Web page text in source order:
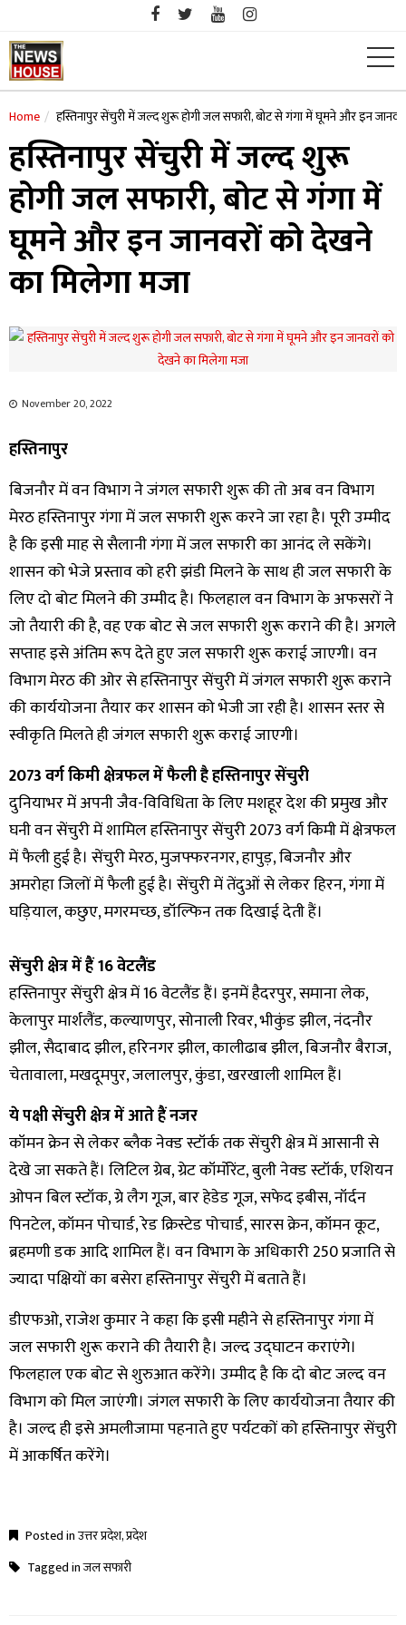
content
Home हस्तिनापुर सेंचुरी में जल्द शुरू होगी जल सफारी, बोट से गंगा में घूमने और इन
हस्तिनापुर सेंचुरी में जल्द शुरू
होगी जल सफारी, बोट से गंगा में
घूमने और इन जानवरों को देखने
का मिलेगा मजा
November 20, 2022
हस्तिनापुर
बिजनौर में वन विभाग ने जंगल सफारी शुरू की तो अब वन विभाग
मेरठ हस्तिनापुर गंगा में जल सफारी शुरू करने जा रहा है। पूरी उम्मीद
है कि इसी माह से सैलानी गंगा में जल सफारी का आनंद ले सकेंगे।
शासन को भेजे प्रस्ताव को हरी झंडी मिलने के साथ ही जल सफारी के
लिए दो बोट मिलने की उम्मीद है। फिलहाल वन विभाग के अफसरों ने
जो तैयारी की है, वह एक बोट से जल सफारी शुरू कराने की है। अगले
सप्ताह इसे अंतिम रूप देते हुए जल सफारी शुरू कराई जाएगी। वन
विभाग मेरठ की ओर से हस्तिनापुर सेंचुरी में जंगल सफारी शुरू कराने
की कार्ययोजना तैयार कर शासन को भेजी जा रही है। शासन स्तर से
स्वीकृति मिलते ही जंगल सफारी शुरू कराई जाएगी।
2073 वर्ग किमी क्षेत्रफल में फैली है हस्तिनापुर सेंचुरी
दुनियाभर में अपनी जैव-विविधिता के लिए मशहूर देश की प्रमुख और
घनी वन सेंचुरी में शामिल हस्तिनापुर सेंचुरी 2073 वर्ग किमी में क्षेत्रफल
में फैली हुई है। सेंचुरी मेरठ, मुजफ्फरनगर, हापुड़, बिजनौर और
अमरोहा जिलों में फैली हुई है। सेंचुरी में तेंदुओं से लेकर हिरन, गंगा में
घड़ियाल, कछुए, मगरमच्छ, डॉल्फिन तक दिखाई देती हैं।
सेंचुरी क्षेत्र में हैं 16 वेटलैंड
हस्तिनापुर सेंचुरी क्षेत्र में 16 वेटलैंड हैं। इनमें हैदरपुर, समाना लेक,
केलापुर मार्शलैंड, कल्याणपुर, सोनाली रिवर, भीकुंड झील, नंदनौर
झील, सैदाबाद झील, हरिनगर झील, कालीढाब झील, बिजनौर बैराज,
चेतावाला, मखदूमपुर, जलालपुर, कुंडा, खरखाली शामिल हैं।
ये पक्षी सेंचुरी क्षेत्र में आते हैं नजर
कॉमन क्रेन से लेकर ब्लैक नेक्ड स्टॉर्क तक सेंचुरी क्षेत्र में आसानी से
देखे जा सकते हैं। लिटिल ग्रेब, ग्रेट कॉर्मोरेंट, बुली नेक्ड स्टॉर्क, एशियन
ओपन बिल स्टॉक, ग्रे लैग गूज, बार हेडेड गूज, सफेद इबीस, नॉर्दन
पिनटेल, कॉमन पोचार्ड, रेड क्रिस्टेड पोचार्ड, सारस क्रेन, कॉमन कूट,
ब्रहमणी डक आदि शामिल हैं। वन विभाग के अधिकारी 250 प्रजाति से
ज्यादा पक्षियों का बसेरा हस्तिनापुर सेंचुरी में बताते हैं।
डीएफओ, राजेश कुमार ने कहा कि इसी महीने से हस्तिनापुर गंगा में
जल सफारी शुरू कराने की तैयारी है। जल्द उद्घाटन कराएंगे।
फिलहाल एक बोट से शुरुआत करेंगे। उम्मीद है कि दो बोट जल्द वन
विभाग को मिल जाएंगी। जंगल सफारी के लिए कार्ययोजना तैयार की
है। जल्द ही इसे अमलीजामा पहनाते हुए पर्यटकों को हस्तिनापुर सेंचुरी
में आकर्षित करेंगे।
Posted inउत्तर प्रदेश,प्रदेश
Tagged inजल सफारी